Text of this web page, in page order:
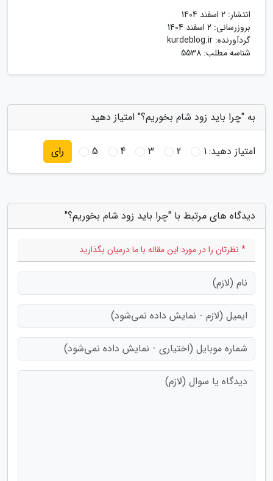
انتشار: 2 اسفند 1404
بروزرسانی: 2 اسفند 1404
گردآورنده: kurdeblog.ir
شناسه مطلب: 5538
به "چرا باید زود شام بخوریم؟" امتیاز دهید
امتیاز دهید:1
2
3
4
5 رای
دیدگاه های مرتبط با "چرا باید زود شام بخوریم؟"
* نظرتان را در مورد این مقاله با ما درمیان بگذارید